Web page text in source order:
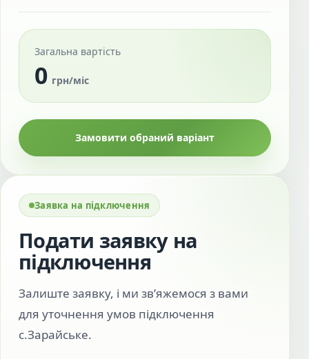
Загальна вартість
0 грн/міс
Замовити обраний варіант
Заявка на підключення
Подати заявку на
підключення
Залиште заявку, і ми зв’яжемося з вами
для уточнення умов підключення
с.Зарайське.